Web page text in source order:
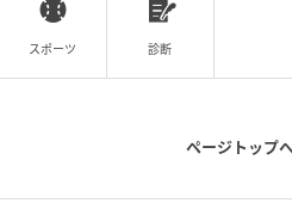
スポーツ 診断
ページトップ